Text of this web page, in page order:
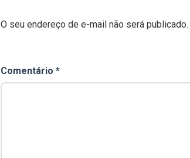
O seu endereço de e-mail não será publicado.
Comentário *